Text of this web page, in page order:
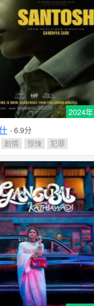
2024年
- 6.9分
剧情 惊悚 犯罪